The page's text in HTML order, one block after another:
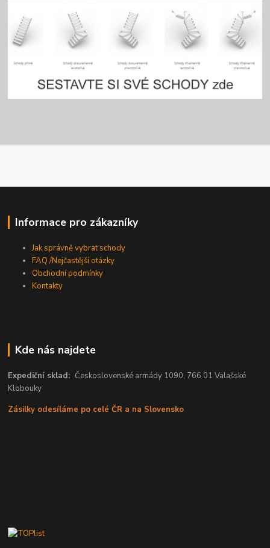
Informace pro zákazníky
Jak správně vybrat schody
FAQ /Nejčastější otázky
Obchodní podmínky
Kontakty
Kde nás najdete
Expediční sklad:Československé armády 1090, 766 01 Valašské
Klobouky
Zásilky odesíláme po celé ČR a na Slovensko